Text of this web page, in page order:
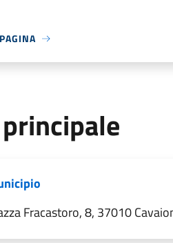
Fracastoro, 8, 37010